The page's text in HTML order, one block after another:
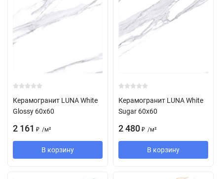
Керамогранит LUNA White
Glossy 60x60
2 161 ₽ /м²
В корзину
Керамогранит LUNA White
Sugar 60x60
2 480 ₽ /м²
В корзину